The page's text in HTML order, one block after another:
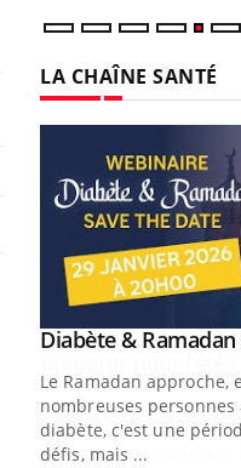
LA CHAÎNE SANTÉ
Youtube
Diabète & Ramadan
Le Ramadan approche,
nombreuses
diabète, c'est une
défis, mais ...